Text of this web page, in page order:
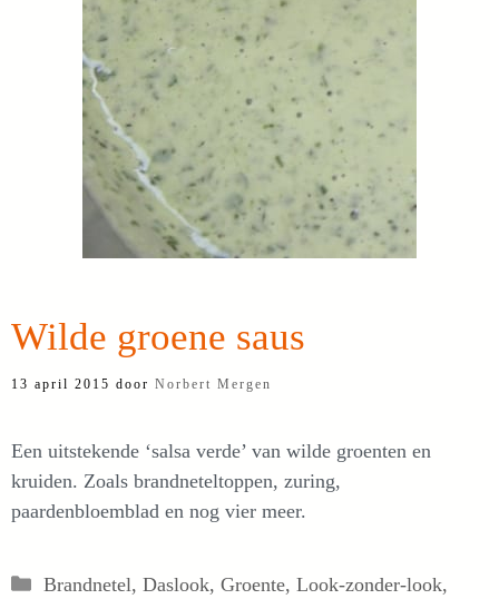
Wilde groene saus
13 april 2015 door Norbert Mergen
Een uitstekende ‘salsa verde’ van wilde groenten en
kruiden. Zoals brandneteltoppen, zuring,
paardenbloemblad en nog vier meer.
Categorieën
Brandnetel, Daslook, Groente, Look-zonder-look,